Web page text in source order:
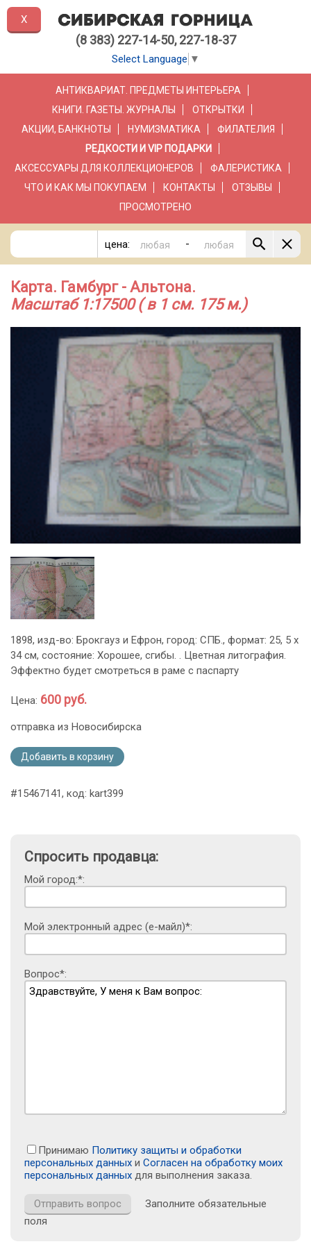
(8 383) 227-14-50, 227-18-37
Select Language ▼
АНТИКВАРИАТ. ПРЕДМЕТЫ ИНТЕРЬЕРА
КНИГИ. ГАЗЕТЫ. ЖУРНАЛЫ
ОТКРЫТКИ
АКЦИИ, БАНКНОТЫ
НУМИЗМАТИКА
ФИЛАТЕЛИЯ
РЕДКОСТИ И VIP ПОДАРКИ
АКСЕССУАРЫ ДЛЯ КОЛЛЕКЦИОНЕРОВ
ФАЛЕРИСТИКА
ЧТО И КАК МЫ ПОКУПАЕМ
КОНТАКТЫ
ОТЗЫВЫ
ПРОСМОТРЕНО
цена: -
Карта. Гамбург - Альтона.
Масштаб 1:17500 ( в 1 см. 175 м.)
1898, изд-во: Брокгауз и Ефрон, город: СПБ., формат: 25, 5 х
34 см, состояние: Хорошее, сгибы. . Цветная литография.
Эффектно будет смотреться в раме с паспарту
Цена: 600 руб.
отправка из Новосибирска
Добавить в корзину
#15467141, код: kart399
Спросить продавца:
Мой город:*:
Мой электронный адрес (е-майл)*:
Вопрос*:
Принимаю Политику защиты и обработки
персональных данных и Согласен на обработку моих
персональных данных для выполнения заказа.
Заполните обязательные
поля
X